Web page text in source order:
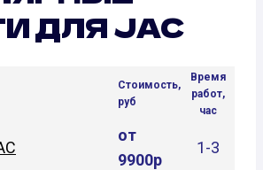
ДЛЯ JAC
Стоимость,
руб
Время
работ,
час
от
9900р
1-3